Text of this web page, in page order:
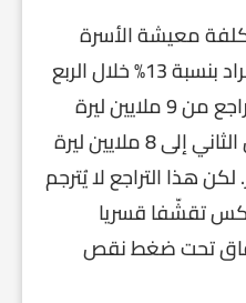
معيشة الأسرة
السورية المكوّنة من 5 أفراد بنسبة 13% خلال الربع
الأول من العام الحالي، لتتراجع من 9 ملايين ليرة
(900 دولار) في يناير/كانون الثاني إلى 8 ملايين ليرة
لكن هذا التراجع لا يُترجم
تقشّفا قسريا
تحت ضغط نقص